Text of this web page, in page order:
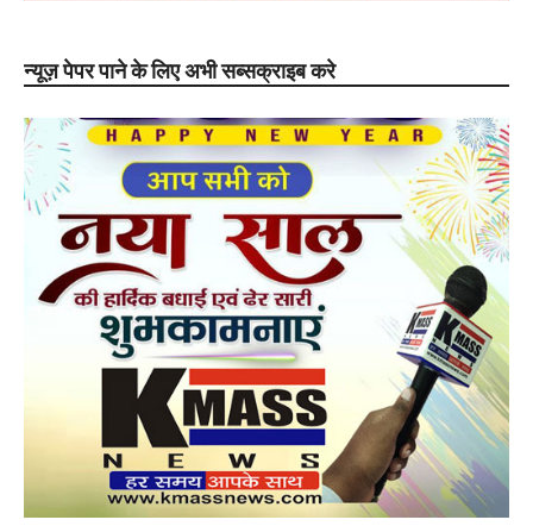
न्यूज़ पेपर पाने के लिए अभी सब्सक्राइब करे